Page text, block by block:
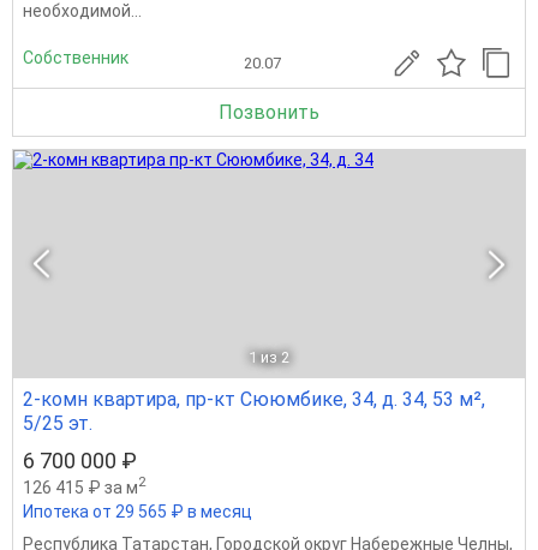
необходимой...
Собственник 20.07
Позвонить
1 из 2
2-комн квартира, пр-кт Сююмбике, 34, д. 34, 53 м²,
5/25 эт.
6 700 000 ₽
126 415 ₽ за м2
Ипотека от 29 565 ₽ в месяц
Республика Татарстан, Городской округ Набережные Челны,